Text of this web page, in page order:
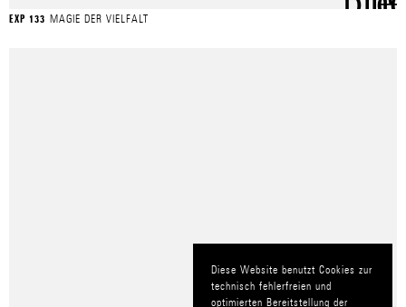
EXP 133 MAGIE DER VIELFALT
Diese Website benutzt Cookies zur
technisch fehlerfreien und
optimierten Bereitstellung der